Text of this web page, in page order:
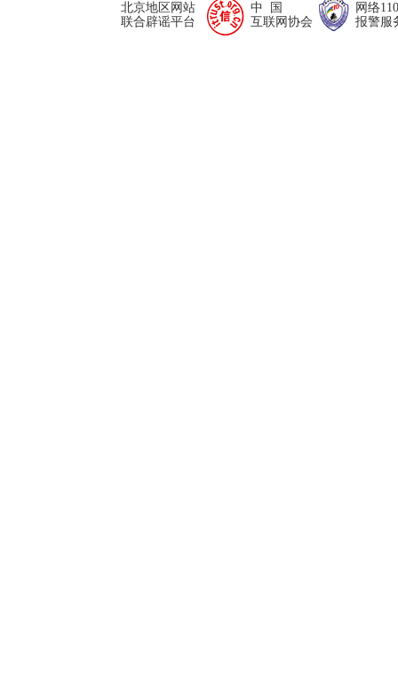
北京地区网站
联合辟谣平台
中 国
互联网协会
网络110
报警服